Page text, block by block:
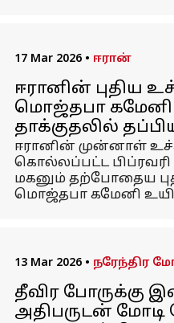
17 Mar 2026 • ஈரான்
ஈரானின் புதிய
மொஜ்தபா
தாக்குதலில்
ஈரானின் முன்னாள்
கொல்லப்பட்ட பிப்ரவரி
மகனும் தற்போதைய
மொஜ்தபா கமேனி
13 Mar 2026 • நரேந்திர
தீவிர போருக்கு
அதிபருடன் மோடி